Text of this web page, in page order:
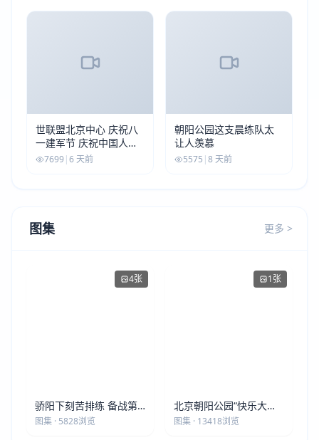
世联盟北京中心 庆祝八
一建军节 庆祝中国人民
解放军建军99周年
7699 |6 天前
朝阳公园这支晨练队太
让人羡慕
5575 |8 天前
图集 更多 >
4张
骄阳下刻苦排练 备战第
五届莫斯科世界大健康运
图集 · 5828浏览
1张
北京朝阳公园“快乐大本
营”建党105周年庆祝活动
图集 · 13418浏览